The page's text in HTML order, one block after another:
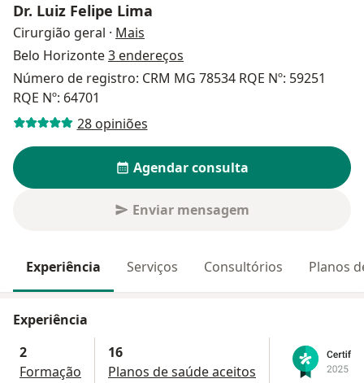
Dr. Luiz Felipe Lima
Cirurgião geral · Mais
Belo Horizonte3 endereços
Número de registro: CRM MG 78534 RQE Nº: 59251
RQE Nº: 64701
28 opiniões
Agendar consulta
Enviar mensagem
Experiência Serviços Consultórios Planos
Experiência
2
Formação
16
Planos de saúde aceitos